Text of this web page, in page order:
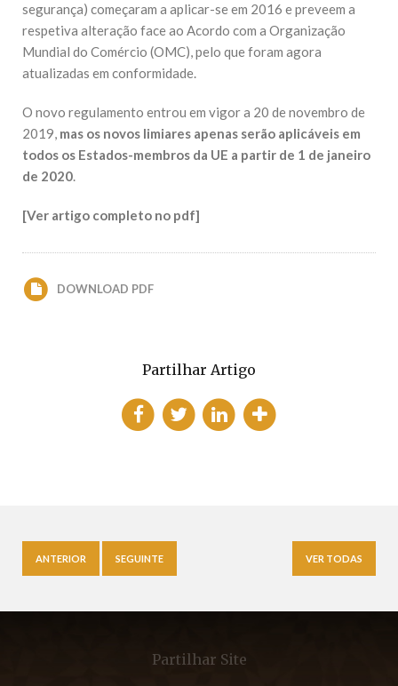
segurança) começaram a aplicar-se em 2016 e preveem a
respetiva alteração face ao Acordo com a Organização
Mundial do Comércio (OMC), pelo que foram agora
atualizadas em conformidade.
O novo regulamento entrou em vigor a 20 de novembro de
2019, mas os novos limiares apenas serão aplicáveis em
todos os Estados-membros da UE a partir de 1 de janeiro
de 2020.
[Ver artigo completo no pdf]
DOWNLOAD PDF
Partilhar Artigo
ANTERIOR SEGUINTE VER TODAS
Partilhar Site